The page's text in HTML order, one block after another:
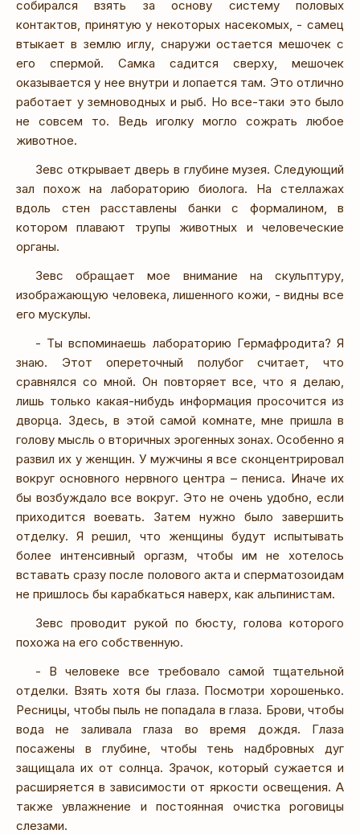
собирался взять за основу систему половых
контактов, принятую у некоторых насекомых, - самец
втыкает в землю иглу, снаружи остается мешочек с
его спермой. Самка садится сверху, мешочек
оказывается у нее внутри и лопается там. Это отлично
работает у земноводных и рыб. Но все-таки это было
не совсем то. Ведь иголку могло сожрать любое
животное.
Зевс открывает дверь в глубине музея. Следующий
зал похож на лабораторию биолога. На стеллажах
вдоль стен расставлены банки с формалином, в
котором плавают трупы животных и человеческие
органы.
Зевс обращает мое внимание на скульптуру,
изображающую человека, лишенного кожи, - видны все
его мускулы.
- Ты вспоминаешь лабораторию Гермафродита? Я
знаю. Этот опереточный полубог считает, что
сравнялся со мной. Он повторяет все, что я делаю,
лишь только какая-нибудь информация просочится из
дворца. Здесь, в этой самой комнате, мне пришла в
голову мысль о вторичных эрогенных зонах. Особенно я
развил их у женщин. У мужчины я все сконцентрировал
вокруг основного нервного центра – пениса. Иначе их
бы возбуждало все вокруг. Это не очень удобно, если
приходится воевать. Затем нужно было завершить
отделку. Я решил, что женщины будут испытывать
более интенсивный оргазм, чтобы им не хотелось
вставать сразу после полового акта и сперматозоидам
не пришлось бы карабкаться наверх, как альпинистам.
Зевс проводит рукой по бюсту, голова которого
похожа на его собственную.
- В человеке все требовало самой тщательной
отделки. Взять хотя бы глаза. Посмотри хорошенько.
Ресницы, чтобы пыль не попадала в глаза. Брови, чтобы
вода не заливала глаза во время дождя. Глаза
посажены в глубине, чтобы тень надбровных дуг
защищала их от солнца. Зрачок, который сужается и
расширяется в зависимости от яркости освещения. А
также увлажнение и постоянная очистка роговицы
слезами.